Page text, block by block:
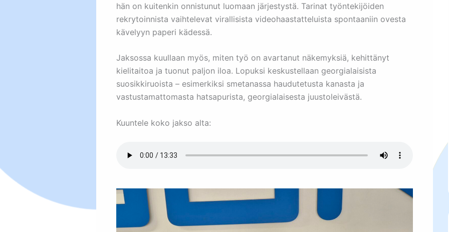
hän on kuitenkin onnistunut luomaan järjestystä. Tarinat työntekijöiden
rekrytoinnista vaihtelevat virallisista videohaastatteluista spontaaniin ovesta
kävelyyn paperi kädessä.
Jaksossa kuullaan myös, miten työ on avartanut näkemyksiä, kehittänyt
kielitaitoa ja tuonut paljon iloa. Lopuksi keskustellaan georgialaisista
suosikkiruoista – esimerkiksi smetanassa haudutetusta kanasta ja
vastustamattomasta hatsapurista, georgialaisesta juustoleivästä.
Kuuntele koko jakso alta: